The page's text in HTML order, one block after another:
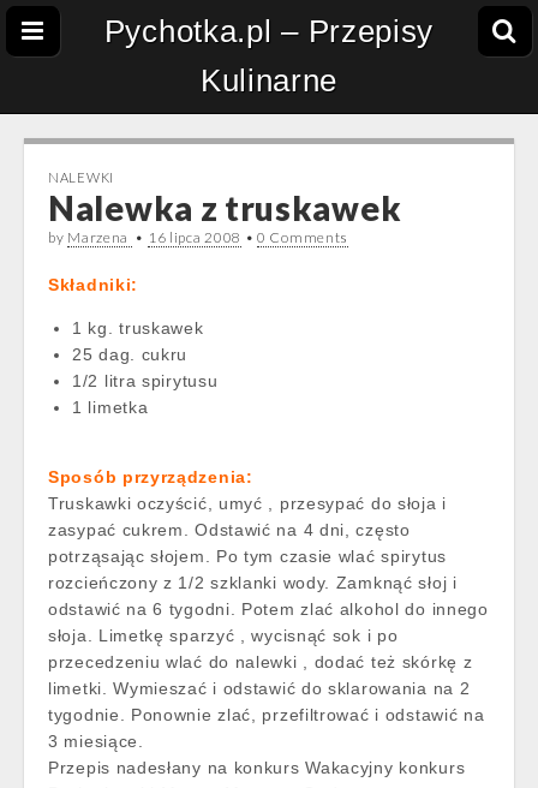
Pychotka.pl – Przepisy
Kulinarne
NALEWKI
Nalewka z truskawek
by Marzena • 16 lipca 2008 •0 Comments
Składniki:
1 kg. truskawek
25 dag. cukru
1/2 litra spirytusu
1 limetka
Sposób przyrządzenia:
Truskawki oczyścić, umyć , przesypać do słoja i
zasypać cukrem. Odstawić na 4 dni, często
potrząsając słojem. Po tym czasie wlać spirytus
rozcieńczony z 1/2 szklanki wody. Zamknąć słoj i
odstawić na 6 tygodni. Potem zlać alkohol do innego
słoja. Limetkę sparzyć , wycisnąć sok i po
przecedzeniu wlać do nalewki , dodać też skórkę z
limetki. Wymieszać i odstawić do sklarowania na 2
tygodnie. Ponownie zlać, przefiltrować i odstawić na
3 miesiące.
Przepis nadesłany na konkurs Wakacyjny konkurs